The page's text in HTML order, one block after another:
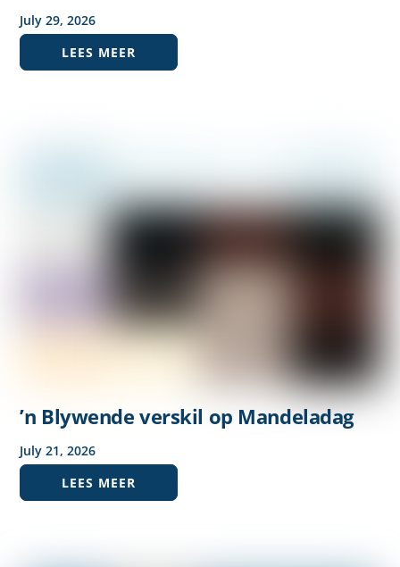
July 29,2026
LEES MEER
’n Blywende verskil op Mandeladag
July 21,2026
LEES MEER